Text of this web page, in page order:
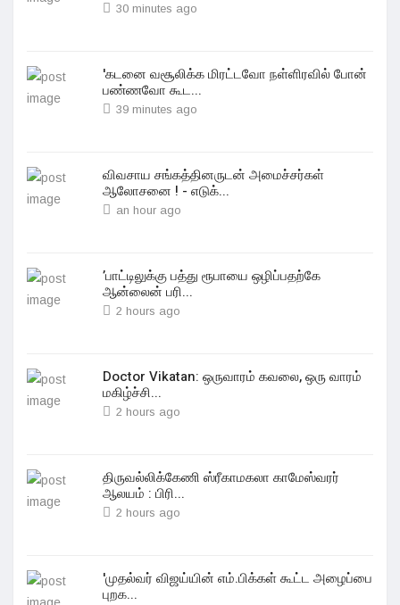
30 minutes ago
'கடனை வசூலிக்க மிரட்டவோ நள்ளிரவில் போன்
பண்ணவோ கூட...
39 minutes ago
விவசாய சங்கத்தினருடன் அமைச்சர்கள்
ஆலோசனை ! - எடுக்...
an hour ago
’பாட்டிலுக்கு பத்து ரூபாயை ஒழிப்பதற்கே
ஆன்லைன் பரி...
2 hours ago
Doctor Vikatan: ஒருவாரம் கவலை, ஒரு வாரம்
மகிழ்ச்சி...
2 hours ago
திருவல்லிக்கேணி ஸ்ரீகாமகலா காமேஸ்வரர்
ஆலயம் : பிரி...
2 hours ago
'முதல்வர் விஜய்யின் எம்.பிக்கள் கூட்ட அழைப்பை
புறக...